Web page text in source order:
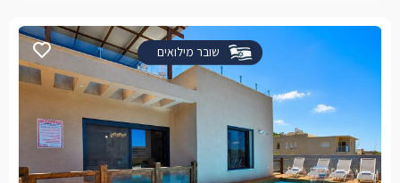
שובר מילואים